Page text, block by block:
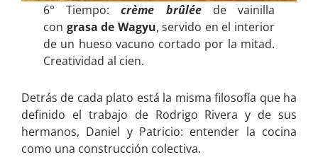
6° Tiempo:crème brûlée
de vainilla
con grasa de Wagyu, servido en el interior
de un hueso vacuno cortado por la mitad.
Creatividad al cien.
Detrás de cada plato está la misma filosofía que ha
definido el trabajo de Rodrigo Rivera y de sus
hermanos, Daniel y Patricio: entender la cocina
como una construcción colectiva.